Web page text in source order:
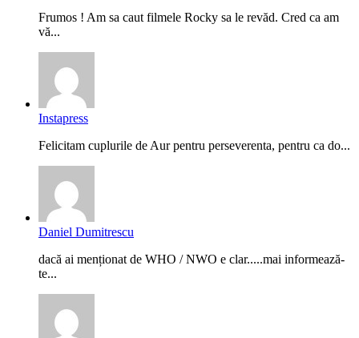
Frumos ! Am sa caut filmele Rocky sa le revăd. Cred ca am
vă...
Instapress
Felicitam cuplurile de Aur pentru perseverenta, pentru ca do...
Daniel Dumitrescu
dacă ai menționat de WHO / NWO e clar.....mai informează-
te...